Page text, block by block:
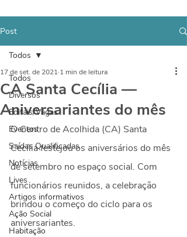
Post
Todos
Diversos
Editais/Vagas
Eventos
Saídas Qualificadas
Notícias
Lives
Artigos informativos
Ação Social
Habitação
Todos
CA Santa Cecília —
Aniversariantes do mês
17 de set. de 2021 1 min de leitura
O Centro de Acolhida (CA) Santa
Cecília festejou os aniversários do mês
de setembro no espaço social. Com
funcionários reunidos, a celebração
brindou o começo do ciclo para os
aniversariantes.